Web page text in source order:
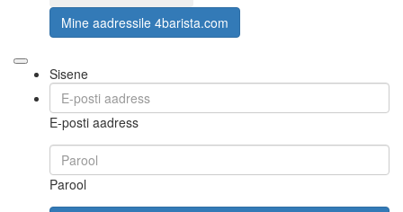
Mine aadressile 4barista.com
Sisene
E-posti aadress
Parool